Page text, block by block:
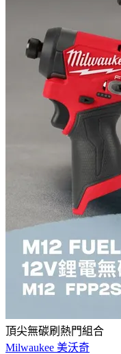
頂尖無碳刷熱門組合
Milwaukee 美沃奇